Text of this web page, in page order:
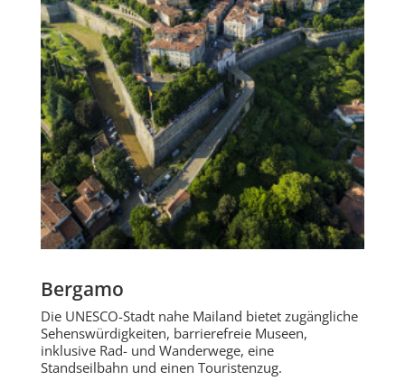
Bergamo
Die UNESCO-Stadt nahe Mailand bietet zugängliche
Sehenswürdigkeiten, barrierefreie Museen,
inklusive Rad- und Wanderwege, eine
Standseilbahn und einen Touristenzug.